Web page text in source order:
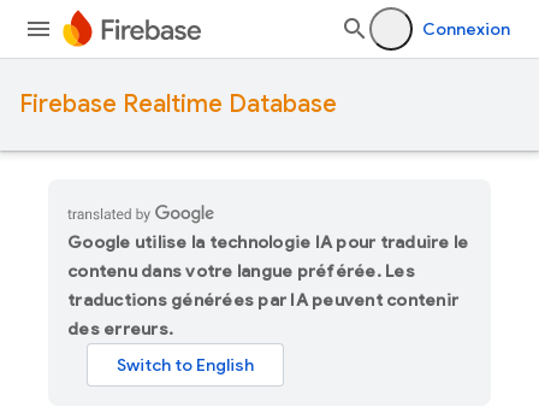
Connexion
Firebase Realtime Database
Google utilise la technologie IA pour traduire le
contenu dans votre langue préférée. Les
traductions générées par IA peuvent contenir
des erreurs.